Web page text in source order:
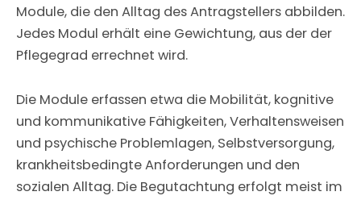
Module, die den Alltag des Antragstellers abbilden.
Jedes Modul erhält eine Gewichtung, aus der der
Pflegegrad errechnet wird.
Die Module erfassen etwa die Mobilität, kognitive
und kommunikative Fähigkeiten, Verhaltensweisen
und psychische Problemlagen, Selbstversorgung,
krankheitsbedingte Anforderungen und den
sozialen Alltag. Die Begutachtung erfolgt meist im